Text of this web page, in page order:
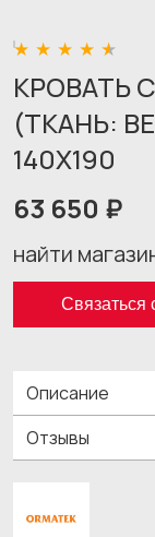
КРОВАТЬ
(ТКАНЬ:
140X190
63 650 ₽
найти
Связаться
Описание
Отзывы